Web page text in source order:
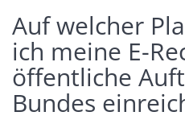
Einleitung
Auf welcher
ich meine E-
öffentliche
Bundes